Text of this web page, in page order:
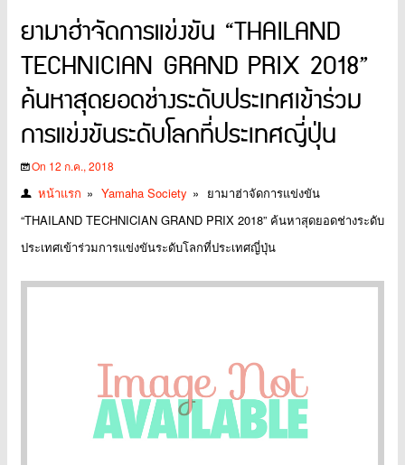
ยามาฮ่าจัดการแข่งขัน “THAILAND
TECHNICIAN GRAND PRIX 2018”
ค้นหาสุดยอดช่างระดับประเทศเข้าร่วม
การแข่งขันระดับโลกที่ประเทศญี่ปุ่น
On 12 ก.ค., 2018
หน้าแรก » Yamaha Society » ยามาฮ่าจัดการแข่งขัน
“THAILAND TECHNICIAN GRAND PRIX 2018” ค้นหาสุดยอดช่างระดับ
ประเทศเข้าร่วมการแข่งขันระดับโลกที่ประเทศญี่ปุ่น